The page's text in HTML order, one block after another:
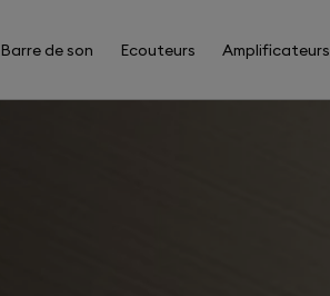
Barre de son Ecouteurs Amplificateurs